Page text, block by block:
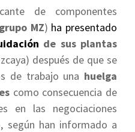
de componentes
MZ) ha presentado
de sus plantas
después de que se
de trabajo una huelga
como consecuencia de
en las negociaciones
según han informado a